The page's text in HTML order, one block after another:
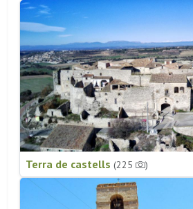
Terra de castells (225 )